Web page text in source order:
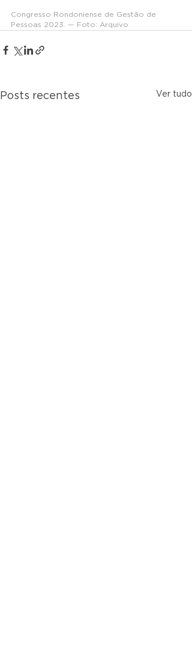
Congresso Rondoniense de Gestão de
Pessoas 2023. — Foto: Arquivo
Posts recentes Ver tudo